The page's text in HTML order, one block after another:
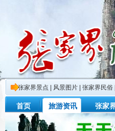
张家界景点 风景图片 张家界民俗
首页 旅游资讯 张家